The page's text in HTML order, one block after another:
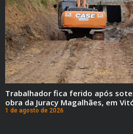
Trabalhador fica ferido após
obra da Juracy Magalhães, em
1 de agosto de 2026